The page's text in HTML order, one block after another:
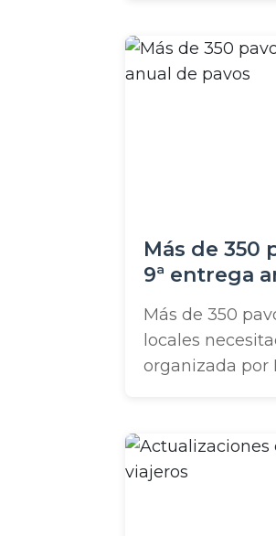
soldadas que
pueden
Más de 350
9ª entrega
Más de 350
locales
organizada por
en 1st Street
gratis, junto con